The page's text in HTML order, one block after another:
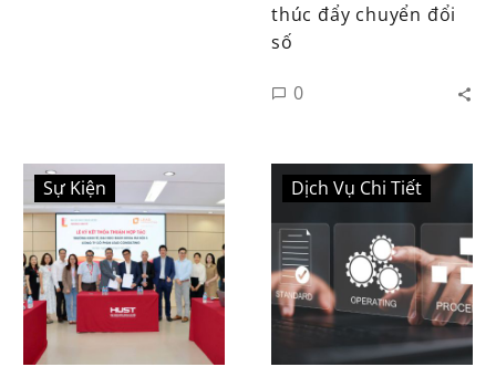
thúc đẩy chuyển đổi
số
0
Sự Kiện Dịch Vụ Chi Tiết